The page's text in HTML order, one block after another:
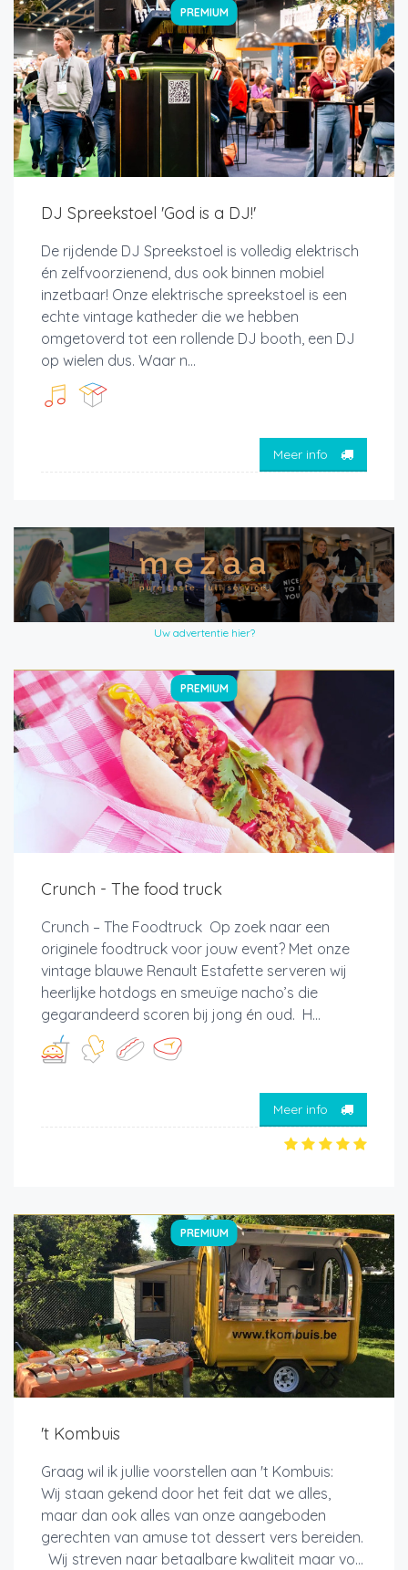
PREMIUM
DJ Spreekstoel 'God is a DJ!'
De rijdende DJ Spreekstoel is volledig elektrisch
én zelfvoorzienend, dus ook binnen mobiel
inzetbaar! Onze elektrische spreekstoel is een
echte vintage katheder die we hebben
omgetoverd tot een rollende DJ booth, een DJ
op wielen dus. Waar n...
Meer info
Uw advertentie hier?
PREMIUM
Crunch - The food truck
Crunch – The Foodtruck Op zoek naar een
originele foodtruck voor jouw event? Met onze
vintage blauwe Renault Estafette serveren wij
heerlijke hotdogs en smeuïge nacho’s die
gegarandeerd scoren bij jong én oud. H...
Meer info
PREMIUM
't Kombuis
Graag wil ik jullie voorstellen aan 't Kombuis:
Wij staan gekend door het feit dat we alles,
maar dan ook alles van onze aangeboden
gerechten van amuse tot dessert vers bereiden.
Wij streven naar betaalbare kwaliteit maar vo...